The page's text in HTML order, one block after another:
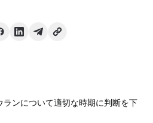
ランについて適切な時期に判断を下